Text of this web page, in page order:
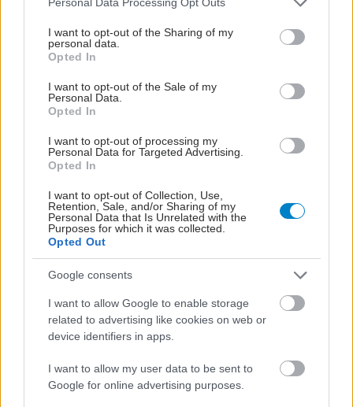
not limited to your visit or usage behaviour. You may click to
grant or deny consent to Google and its third-party tags to
use your data for below specified purposes in below Google
consent section.
I want to opt-out of the Sharing of my
personal data.
Opted In
I want to opt-out of the Sale of my
Personal Data.
Opted In
I want to opt-out of processing my
Personal Data for Targeted Advertising.
Opted In
I want to opt-out of Collection, Use,
Retention, Sale, and/or Sharing of my
Personal Data that Is Unrelated with the
Purposes for which it was collected.
Opted Out
Google consents
I want to allow Google to enable storage
related to advertising like cookies on web or
device identifiers in apps.
I want to allow my user data to be sent to
Google for online advertising purposes.
Loading...
Προσθήκη Σχολίου